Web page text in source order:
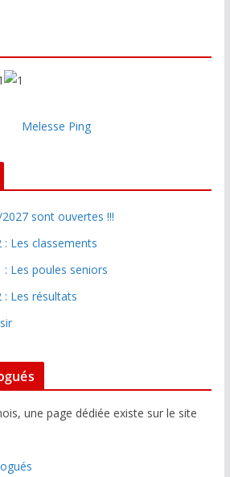
sont ouvertes !!!
: Les classements
: Les poules seniors
: Les résultats
une page dédiée existe sur le site